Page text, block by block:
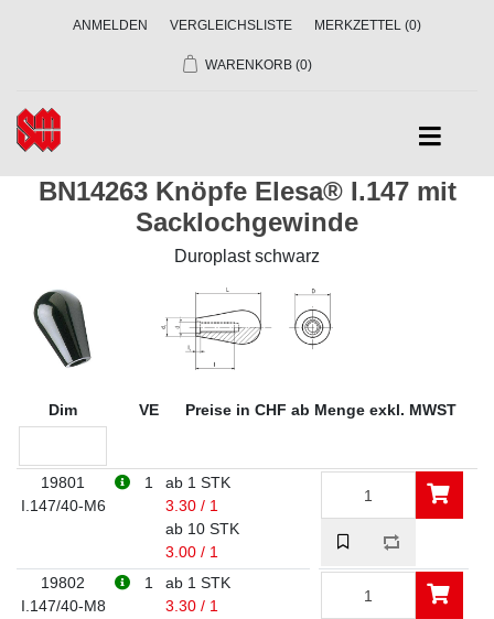
ANMELDEN VERGLEICHSLISTE MERKZETTEL (0)
WARENKORB (0)
BN14263 Knöpfe Elesa® I.147 mit
Sacklochgewinde
Duroplast schwarz
Dim VE Preise in CHF ab Menge exkl. MWST
19801
I.147/40-M6
1
ab 1 STK
3.30 / 1
ab 10 STK
3.00 / 1
19802
I.147/40-M8
1
ab 1 STK
3.30 / 1